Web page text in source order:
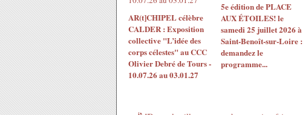
AR(t]CHIPEL célèbre
CALDER : Exposition
collective "L’idée des
corps célestes" au CCC
Olivier Debré de Tours -
10.07.26 au 03.01.27
5e édition de PLACE
AUX ÉTOILES! le
samedi 25 juillet 2026 à
Saint-Benoît-sur-Loire :
demandez le
programme...